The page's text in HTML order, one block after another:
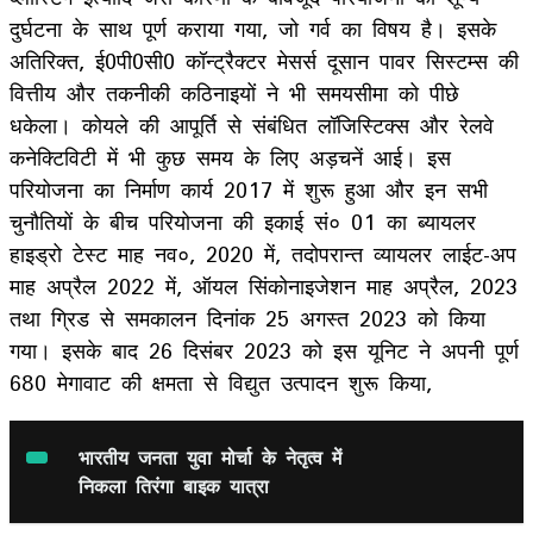
दुर्घटना के साथ पूर्ण कराया गया, जो गर्व का विषय है। इसके
अतिरिक्त, ई0पी0सी0 कॉन्ट्रैक्टर मेसर्स दूसान पावर सिस्टम्स की
वित्तीय और तकनीकी कठिनाइयों ने भी समयसीमा को पीछे
धकेला। कोयले की आपूर्ति से संबंधित लॉजिस्टिक्स और रेलवे
कनेक्टिविटी में भी कुछ समय के लिए अड़चनें आई। इस
परियोजना का निर्माण कार्य 2017 में शुरू हुआ और इन सभी
चुनौतियों के बीच परियोजना की इकाई सं० 01 का ब्यायलर
हाइड्रो टेस्ट माह नव०, 2020 में, तदोपरान्त व्यायलर लाईट-अप
माह अप्रैल 2022 में, ऑयल सिंकोनाइजेशन माह अप्रैल, 2023
तथा ग्रिड से समकालन दिनांक 25 अगस्त 2023 को किया
गया। इसके बाद 26 दिसंबर 2023 को इस यूनिट ने अपनी पूर्ण
680 मेगावाट की क्षमता से विद्युत उत्पादन शुरू किया,
भारतीय जनता युवा मोर्चा के नेतृत्व में
निकला तिरंगा बाइक यात्रा